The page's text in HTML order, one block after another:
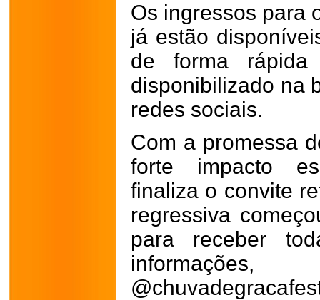
Os ingressos para
já estão
de forma
disponibilizado na
redes sociais.
Com a promessa
forte impacto
finaliza o convite
regressiva
para receber